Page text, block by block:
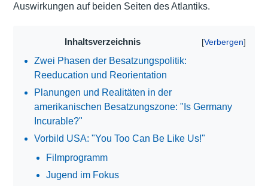
Auswirkungen auf beiden Seiten des Atlantiks.
Inhaltsverzeichnis
Zwei Phasen der Besatzungspolitik:
Reeducation und Reorientation
Planungen und Realitäten in der
amerikanischen Besatzungszone: "Is Germany
Incurable?"
Vorbild USA: "You Too Can Be Like Us!"
Filmprogramm
Jugend im Fokus